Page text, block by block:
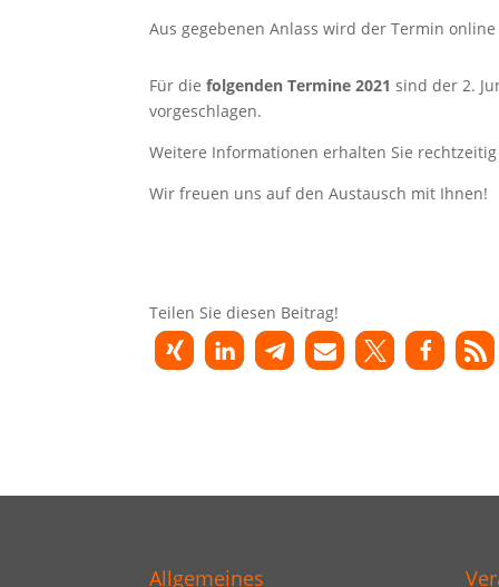
Aus gegebenen Anlass wird der Termin
Für diefolgenden Termine 2021sind der 2.
vorgeschlagen.
Weitere Informationen erhalten Sie
Wir freuen uns auf den Austausch mit Ihnen!
Teilen Sie diesen Beitrag!
Allgemeines